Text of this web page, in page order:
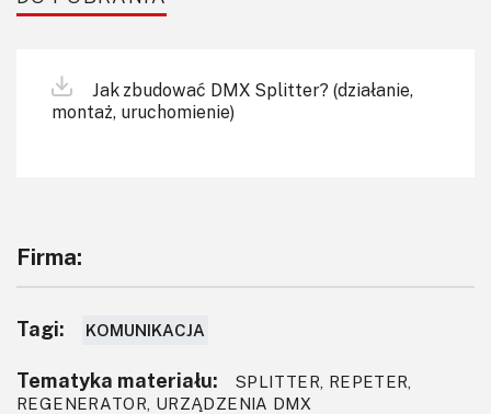
Jak zbudować DMX Splitter? (działanie,
montaż, uruchomienie)
Firma:
Tagi: KOMUNIKACJA
Tematyka materiału:
SPLITTER, REPETER,
REGENERATOR, URZĄDZENIA DMX